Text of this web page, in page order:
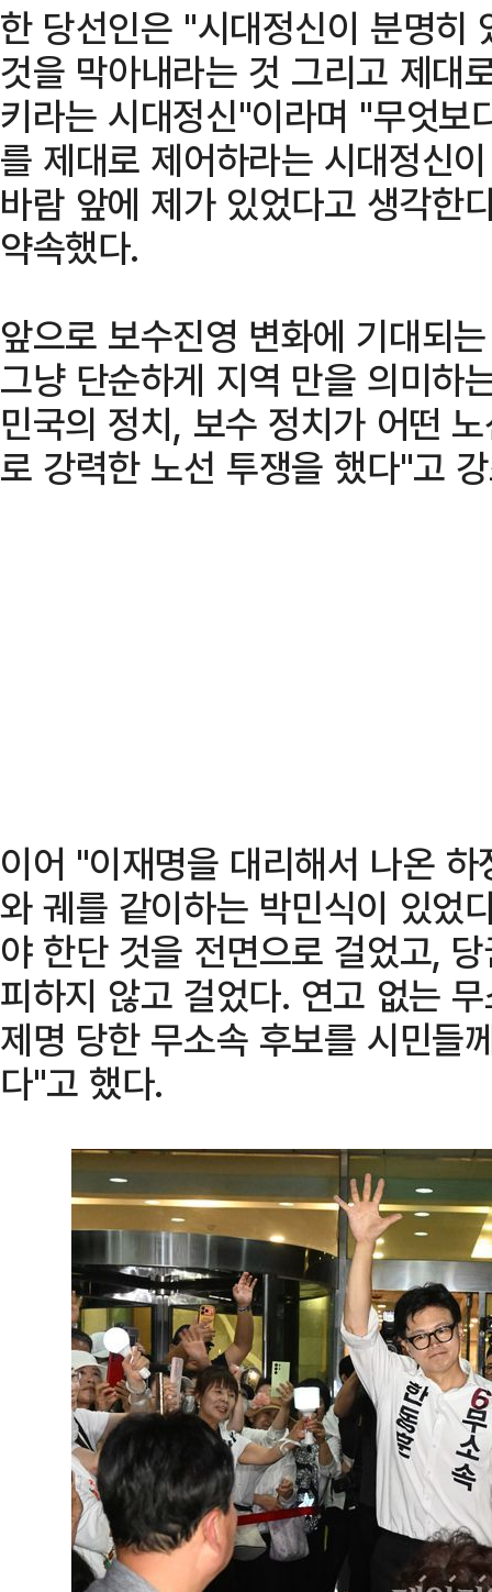
한 당선인은 "시대정신이 분명히
것을 막아내라는 것 그리고 제대
키라는 시대정신"이라며 "무엇보
를 제대로 제어하라는 시대정신
바람 앞에 제가 있었다고 생각한
약속했다.
앞으로 보수진영 변화에 기대되
그냥 단순하게 지역 만을 의미하
민국의 정치, 보수 정치가 어떤
로 강력한 노선 투쟁을 했다"고
이어 "이재명을 대리해서 나온
와 궤를 같이하는 박민식이 있었
야 한단 것을 전면으로 걸었고,
피하지 않고 걸었다. 연고 없는
제명 당한 무소속 후보를 시민들
다"고 했다.